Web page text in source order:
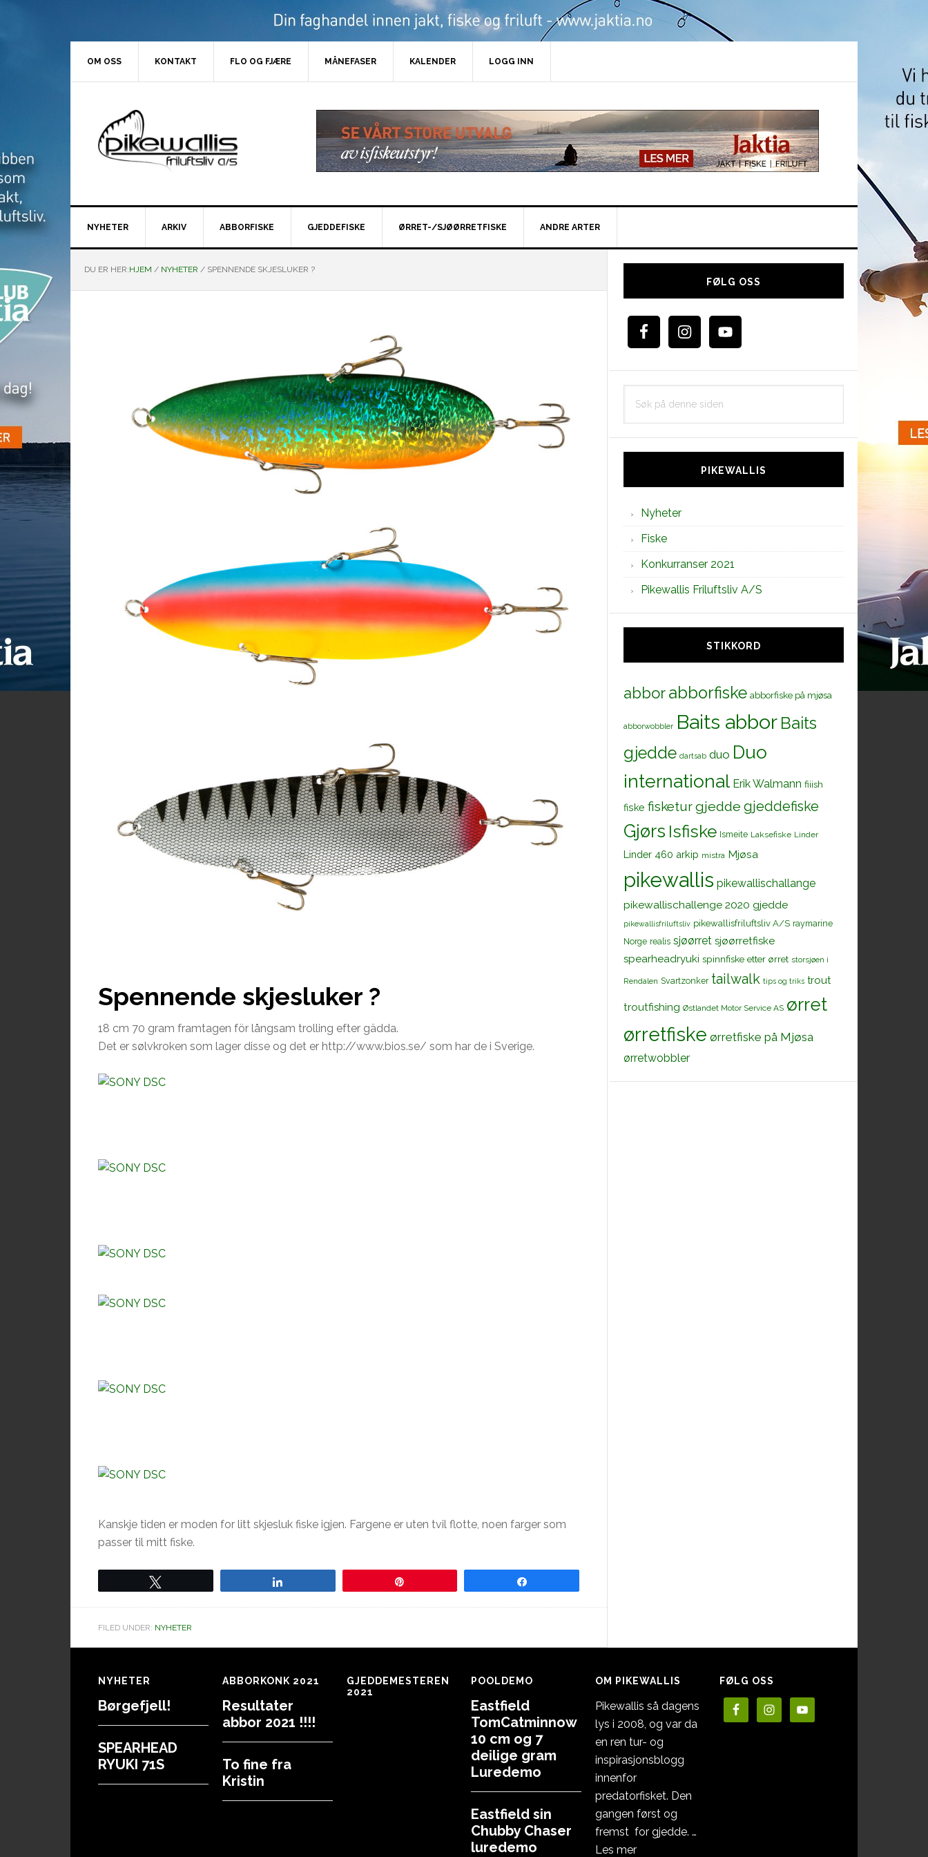
OM OSS KONTAKT FLO OG FJÆRE MÅNEFASER KALENDER LOGG INN
NYHETER ARKIV ABBORFISKE GJEDDEFISKE ØRRET-/SJØØRRETFISKE ANDRE ARTER
DU ER HER:HJEM / NYHETER / SPENNENDE SKJESLUKER ?
Spennende skjesluker ?
18 cm 70 gram framtagen för långsam trolling efter gädda.
Det er sølvkroken som lager disse og det er http://www.bios.se/ som har de i Sverige.
Kanskje tiden er moden for litt skjesluk fiske igjen. Fargene er uten tvil flotte, noen farger som
passer til mitt fiske.
FILED UNDER: NYHETER
Hoved
FØLG OSS
PIKEWALLIS
Nyheter
Fiske
Konkurranser 2021
Pikewallis Friluftsliv A/S
STIKKORD
abborabborfiske abborfiske på mjøsa
abborwobbler Baits abbor Baits
gjedde dartsab duo Duo
international Erik Walmann fiiish
fiske fisketurgjedde gjeddefiske
Gjørs Isfiske Ismeite Laksefiske Linder
Linder 460 arkip mistra Mjøsa
pikewallis pikewallischallange
pikewallischallenge 2020 gjedde
pikewallisfriluftsliv pikewallisfriluftsliv A/S raymarine
Norge realis sjøørret sjøørretfiske
spearheadryuki spinnfiske etter ørret storsjøen i
Rendalen Svartzonker tailwalk tips og triks trout
troutfishing Østlandet Motor Service AS ørret
ørretfiske ørretfiske på Mjøsa
ørretwobbler
Footer
NYHETER
Børgefjell!
SPEARHEAD
RYUKI 71S
ABBORKONK 2021
Resultater
abbor 2021 !!!!
To fine fra
Kristin
GJEDDEMESTEREN
2021
POOLDEMO
Eastfield
TomCatminnow
10 cm og 7
deilige gram
Luredemo
Eastfield sin
Chubby Chaser
luredemo
OM PIKEWALLIS
Pikewallis så dagens
lys i 2008, og var da
en ren tur- og
inspirasjonsblogg
innenfor
predatorfisket. Den
gangen først og
fremst for gjedde. …
Les meromOm
FØLG OSS